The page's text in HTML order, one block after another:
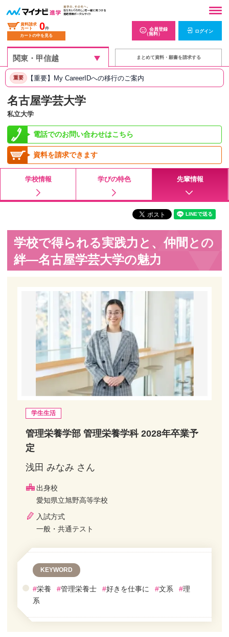
資料請求
カート
0件
カートの中を見る
会員登録
（無料）
ログイン
まとめて資料・願書を請求する
重要 【重要】My CareerIDへの移行のご案内
名古屋学芸大学
私立大学
電話でのお問い合わせはこちら
資料を請求できます
学校情報 学びの特色 先輩情報
学校で得られる実践力と、仲間との
絆―名古屋学芸大学の魅力
学生生活
管理栄養学部 管理栄養学科 2028年卒業予
定
浅田 みなみ さん
出身校
愛知県立旭野高等学校
入試方式
一般・共通テスト
KEYWORD
#栄養 #管理栄養士 #好きを仕事に #文系 #理
系